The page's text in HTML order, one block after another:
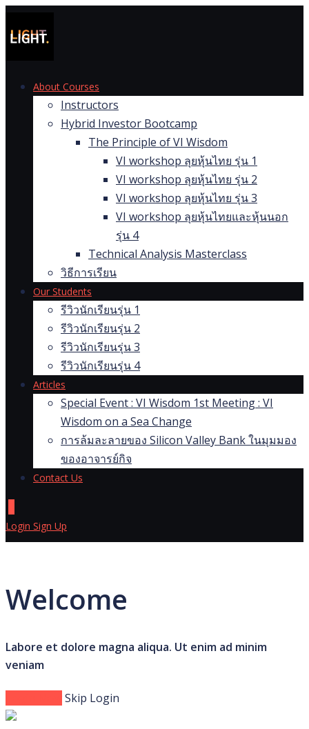
to
About Courses
Instructors
Hybrid Investor Bootcamp
The Principle of VI Wisdom
VI workshop ลุยหุ้นไทย รุ่น 1
VI workshop ลุยหุ้นไทย รุ่น 2
VI workshop ลุยหุ้นไทย รุ่น 3
VI workshop ลุยหุ้นไทยและหุ้นนอก
รุ่น 4
Technical Analysis Masterclass
วิธีการเรียน
Our Students
รีวิวนักเรียนรุ่น 1
รีวิวนักเรียนรุ่น 2
รีวิวนักเรียนรุ่น 3
รีวิวนักเรียนรุ่น 4
Articles
Special Event : VI Wisdom 1st Meeting : VI
Wisdom on a Sea Change
การล้มละลายของ Silicon Valley Bank ในมุมมอง
ของอาจารย์กิจ
Contact Us
Login Sign Up
Welcome
Labore et dolore magna aliqua. Ut enim ad minim
veniam
Skip Login